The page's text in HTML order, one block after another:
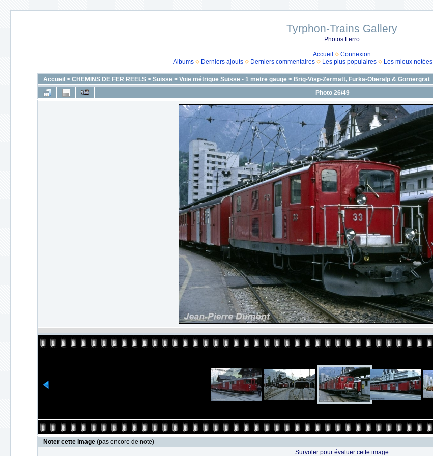
Tyrphon-Trains Gallery
Photos Ferro
Accueil
Connexion
Albums
Derniers ajouts Derniers commentaires Les plus populaires Les mieux notées
Accueil > CHEMINS DE FER REELS > Suisse > Voie métrique Suisse - 1 metre gauge > Brig-Visp-Zermatt, Furka-Oberalp & Gornergrat
Photo 26/49
Noter cette image (pas encore de note)
Survoler pour évaluer cette image